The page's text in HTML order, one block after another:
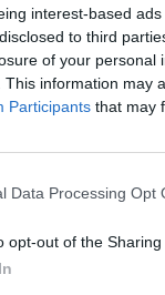
interest-based
to third
of your personal
This information may
Participants that may
Data Processing Opt
opt-out of the
απαθανάτισε τον
τη φωτογραφία
τους, δεν
τα φετινά
ιθαγένεια